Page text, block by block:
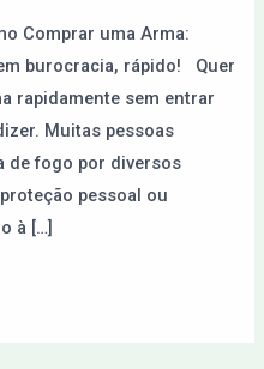
Comprar uma Arma:
burocracia, rápido! Quer
rapidamente sem entrar
Muitas pessoas
de fogo por diversos
pessoal ou
à […]